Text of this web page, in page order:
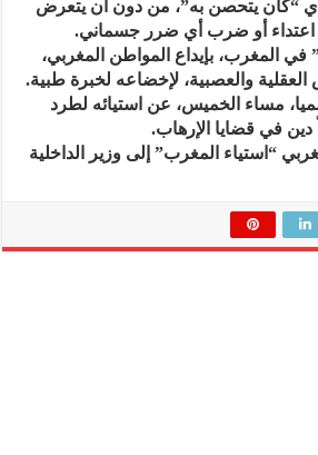
“كان يتحصن به”، من دون أن يتعرض
اعتداء أو ضرب أي ضرر جسماني.
في المغرب، بإيداع المواطن المغربي،
والعصبية، لإخضاعه لخبرة طبية.
مساء الخميس، عن استيائه لطرد
دين في قضايا الإرهاب.
“استياء المغرب” إلى وزير الداخلية